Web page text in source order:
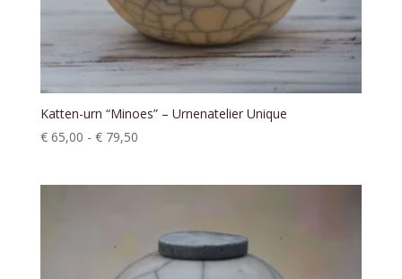
Katten-urn “Minoes” – Urnenatelier Unique
€65,00 - €79,50Prijsklasse: